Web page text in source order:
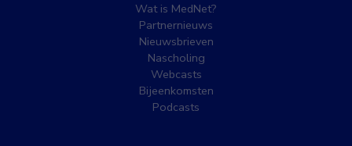
Wat is MedNet?
Partnernieuws
Nieuwsbrieven
Nascholing
Webcasts
Bijeenkomsten
Podcasts